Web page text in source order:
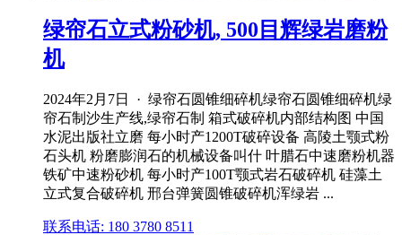
绿帘石立式粉砂机, 500目辉绿岩磨粉
机
2024年2月7日 · 绿帘石圆锥细碎机绿帘石圆锥细碎机绿
帘石制沙生产线,绿帘石制 箱式破碎机内部结构图 中国
水泥出版社立磨 每小时产1200T破碎设备 高陵土颚式粉
石头机 粉磨膨润石的机械设备叫什 叶腊石中速磨粉机器
铁矿中速粉砂机 每小时产100T颚式岩石破碎机 硅藻土
立式复合破碎机 邢台弹簧圆锥破碎机浑绿岩 ...
联系电话: 180 3780 8511